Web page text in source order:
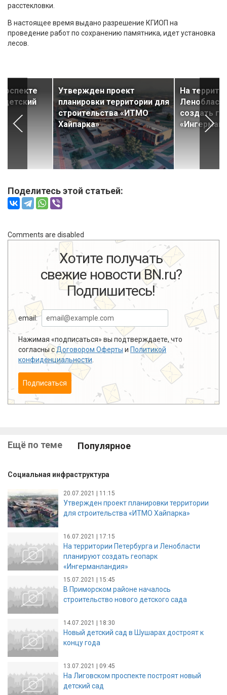
расстекловки.
В настоящее время выдано разрешение КГИОП на
проведение работ по сохранению памятника, идет установка
лесов.
детский
Утвержден проект
планировки территории для
строительства «ИТМО
Хайпарка»
На
создать
Поделитесь этой статьей:
Comments are disabled
Хотите получать
свежие новости BN.ru?
Подпишитесь!
email:
Нажимая «подписаться» вы подтверждаете, что
согласны сДоговором Оферты и Политикой
конфиденциальности
Подписаться
Ещё по теме Популярное
Социальная инфраструктура
20.07.2021 | 11:15
Утвержден проект планировки территории
для строительства «ИТМО Хайпарка»
16.07.2021 | 17:15
На территории Петербурга и Ленобласти
планируют создать геопарк
«Ингерманландия»
15.07.2021 | 15:45
В Приморском районе началось
строительство нового детского сада
14.07.2021 | 18:30
Новый детский сад в Шушарах достроят к
концу года
13.07.2021 | 09:45
На Лиговском проспекте построят новый
детский сад